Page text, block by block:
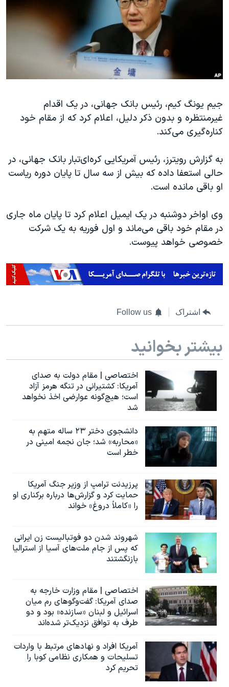
فرهنگ و زندگی
گالری عکس
آرشیو پخش زنده
انتخابات ریاست جمهوری آمریکا ۲۰۲۴
حمله جمهوری اسلامی به اسرائیل
اعتراضات زن، زندگی، آزادی
مجموعه مستندهای دادخواهی
تریبونال مردمی آبان ۹۸
دادگاه حمید نوری
چهل سال گروگان‌گیری
قانون شفافیت دارائی کادر رهبری ایران
اعتراضات مردمی آبان ۹۸
اسرائیل در جنگ
نرگس محمدی برنده جایزه نوبل صلح
همایش محافظه‌کاران آمریکا «سی‌پک»
صفحه‌های ویژه
زبانهای مختلف
جیم یونگ کیم، رئیس بانک جهانی، در یک اقدام
غیرمنتظره و بدون ذکر دلیل، اعلام کرد که از مقام خود
کناره‌گیری می‌کند.
به گزارش رویترز، رئیس آمریکایی کره‌ای‌تبار بانک جهانی، در
حالی استعفا داده که بیش از سه سال تا پایان دوره ریاست
او باقی مانده است.
وی اواخر دوشنبه در یک ایمیل اعلام کرد تا پایان ماه جاری
در مقام خود باقی می‌ماند و اول فوریه به یک شرکت
خصوصی خواهد پیوست.
اشتراک Follow us
بیشتر بخوانید
اختصاصی | مقام دولت به صدای
آمریکا: کشتیرانی در تنگه هرمز آزاد
است؛ هیچ‌گونه عوارضی اخذ نخواهد
شد
دانشجوی دختر ۲۳ ساله متهم به
«محاربه» شد؛ جان نجمه امینی در
خطر است
پرزیدنت ترامپ از وزیر جنگ آمریکا
حمایت کرد و گزارش‌ها درباره برکناری او
را «کاملاً دروغ» خواند
شهروند شدن دو فوتبالیست زن ایرانی
که پس از جام ملت‌های آسیا از استرالیا
بازنگشتند
اختصاصی | مقام وزارت خارجه به
صدای آمریکا: گفت‌وگوهای رم میان
اسرائیل و لبنان «سازنده» بود و دو
طرف به توافق نزدیک‌تر شده‌اند
آمریکا افراد و نهادهای مرتبط با واردات
تسلیحات و همکاری نظامی کوبا را
تحریم کرد